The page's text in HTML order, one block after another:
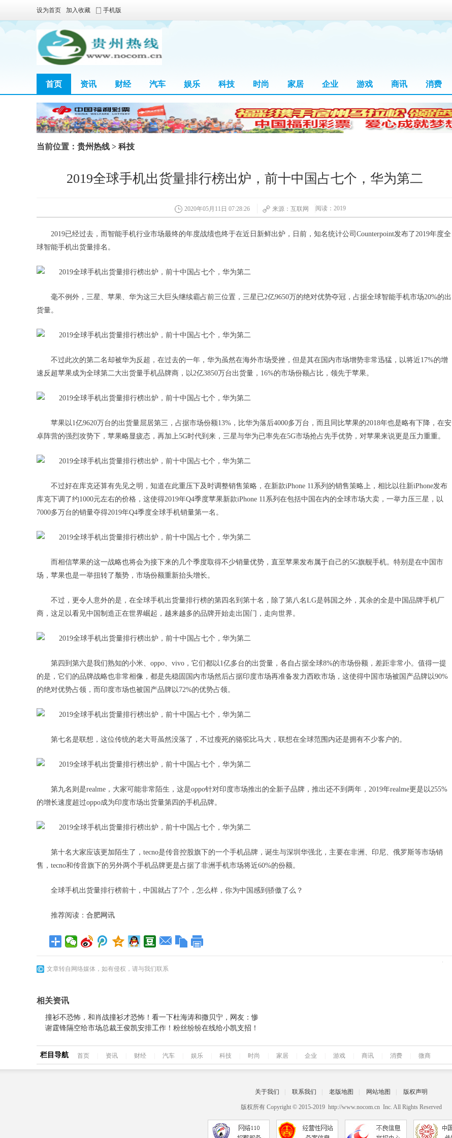
设为首页 加入收藏 手机版
首页 资讯 财经 汽车 娱乐 科技 时尚 家居 企业 游戏 商讯 消费
当前位置： 贵州热线 > 科技
2019全球手机出货量排行榜出炉，前十中国占七个，华为第二
2020年05月11日 07:28:26 来源：互联网 阅读：2019
2019已经过去，而智能手机行业市场最终的年度战绩也终于在近日新鲜出炉，日前，知名统计公司Counterpoint发布了2019年度全
球智能手机出货量排名。
毫不例外，三星、苹果、华为这三大巨头继续霸占前三位置，三星已2亿9650万的绝对优势夺冠，占据全球智能手机市场20%的出
货量。
不过此次的第二名却被华为反超，在过去的一年，华为虽然在海外市场受挫，但是其在国内市场增势非常迅猛，以将近17%的增
速反超苹果成为全球第二大出货量手机品牌商，以2亿3850万台出货量，16%的市场份额占比，领先于苹果。
苹果以1亿9620万台的出货量屈居第三，占据市场份额13%，比华为落后4000多万台，而且同比苹果的2018年也是略有下降，在安
卓阵营的强烈攻势下，苹果略显疲态，再加上5G时代到来，三星与华为已率先在5G市场抢占先手优势，对苹果来说更是压力重重。
不过好在库克还算有先见之明，知道在此重压下及时调整销售策略，在新款iPhone 11系列的销售策略上，相比以往新iPhone发布
库克下调了约1000元左右的价格，这使得2019年Q4季度苹果新款iPhone 11系列在包括中国在内的全球市场大卖，一举力压三星，以
7000多万台的销量夺得2019年Q4季度全球手机销量第一名。
而相信苹果的这一战略也将会为接下来的几个季度取得不少销量优势，直至苹果发布属于自己的5G旗舰手机。特别是在中国市
场，苹果也是一举扭转了颓势，市场份额重新抬头增长。
不过，更令人意外的是，在全球手机出货量排行榜的第四名到第十名，除了第八名LG是韩国之外，其余的全是中国品牌手机厂
商，这足以看见中国制造正在世界崛起，越来越多的品牌开始走出国门，走向世界。
第四到第六是我们熟知的小米、oppo、vivo，它们都以1亿多台的出货量，各自占据全球8%的市场份额，差距非常小。值得一提
的是，它们的品牌战略也非常相像，都是先稳固国内市场然后占据印度市场再准备发力西欧市场，这使得中国市场被国产品牌以90%
的绝对优势占领，而印度市场也被国产品牌以72%的优势占领。
第七名是联想，这位传统的老大哥虽然没落了，不过瘦死的骆驼比马大，联想在全球范围内还是拥有不少客户的。
第九名则是realme，大家可能非常陌生，这是oppo针对印度市场推出的全新子品牌，推出还不到两年，2019年realme更是以255%
的增长速度超过oppo成为印度市场出货量第四的手机品牌。
第十名大家应该更加陌生了，tecno是传音控股旗下的一个手机品牌，诞生与深圳华强北，主要在非洲、印尼、俄罗斯等市场销
售，tecno和传音旗下的另外两个手机品牌更是占据了非洲手机市场将近60%的份额。
全球手机出货量排行榜前十，中国就占了7个，怎么样，你为中国感到骄傲了么？
推荐阅读： 合肥网讯
文章转自网络媒体，如有侵权，请与我们联系
相关资讯
撞衫不恐怖，和肖战撞衫才恐怖！看一下杜海涛和撒贝宁，网友：惨
谢霆锋隔空给市场总裁王俊凯安排工作！粉丝纷纷在线给小凯支招！
栏目导航 首页 资讯 财经 汽车 娱乐 科技 时尚 家居 企业 游戏 商讯 消费 微商
关于我们 联系我们 老版地图 网站地图 版权声明
版权所有 Copyright © 2015-2019 http://www.nocom.cn Inc. All Rights Reserved